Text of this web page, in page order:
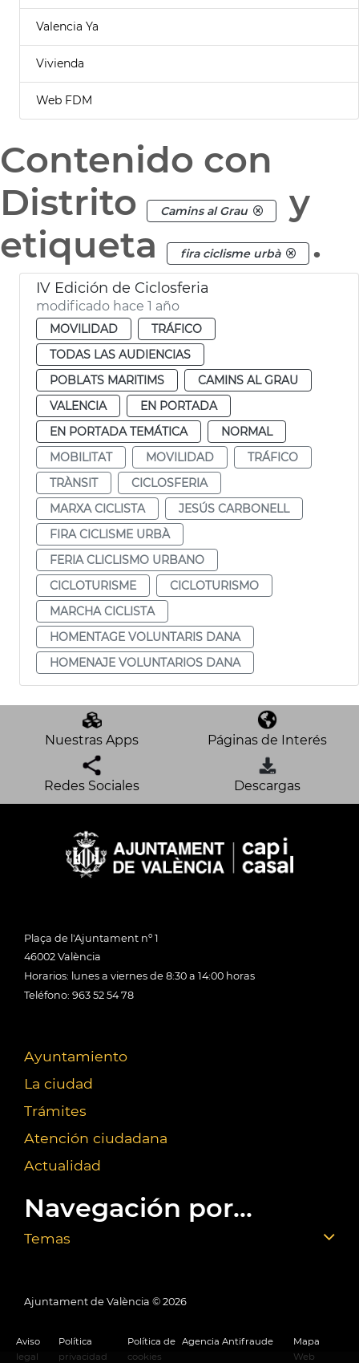
Valencia Ya
Vivienda
Web FDM
Contenido con
Distrito
Camins al Grau
y
etiqueta
fira ciclisme urbà .
IV Edición de Ciclosferia
modificado hace 1 año
MOVILIDAD
TRÁFICO
TODAS LAS AUDIENCIAS
POBLATS MARITIMS
CAMINS AL GRAU
VALENCIA
EN PORTADA
EN PORTADA TEMÁTICA
NORMAL
MOBILITAT
MOVILIDAD
TRÁFICO
TRÀNSIT
CICLOSFERIA
MARXA CICLISTA
JESÚS CARBONELL
FIRA CICLISME URBÀ
FERIA CLICLISMO URBANO
CICLOTURISME
CICLOTURISMO
MARCHA CICLISTA
HOMENTAGE VOLUNTARIS DANA
HOMENAJE VOLUNTARIOS DANA
Nuestras Apps Páginas de Interés
Redes Sociales Descargas
Plaça de l'Ajuntament nº 1
46002 València
Horarios: lunes a viernes de 8:30 a 14:00 horas
Teléfono: 963 52 54 78
Ayuntamiento
La ciudad
Trámites
Atención ciudadana
Actualidad
Navegación por...
Temas
Ajuntament de València © 2026
Aviso
legal
Política
privacidad
Política de
cookies
Agencia Antifraude
Mapa
Web